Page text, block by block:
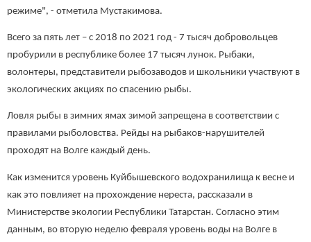
режиме", - отметила Мустакимова.
Всего за пять лет – с 2018 по 2021 год - 7 тысяч добровольцев
пробурили в республике более 17 тысяч лунок. Рыбаки,
волонтеры, представители рыбозаводов и школьники участвуют в
экологических акциях по спасению рыбы.
Ловля рыбы в зимних ямах зимой запрещена в соответствии с
правилами рыболовства. Рейды на рыбаков-нарушителей
проходят на Волге каждый день.
Как изменится уровень Куйбышевского водохранилища к весне и
как это повлияет на прохождение нереста, рассказали в
Министерстве экологии Республики Татарстан. Согласно этим
данным, во вторую неделю февраля уровень воды на Волге в